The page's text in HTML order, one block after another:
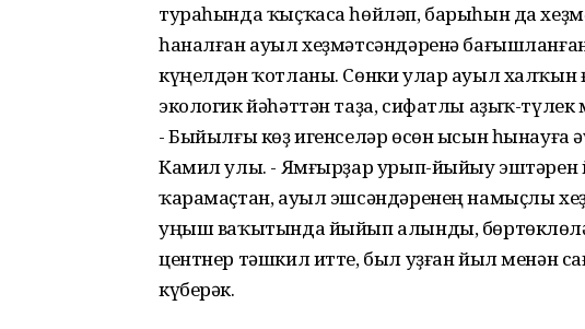
тураһында ҡыҫҡаса һөйләп, барыһын да
һаналған ауыл хеҙмәтсәндәренә
күңелдән ҡотланы. Сөнки улар ауыл халҡын
экологик йәһәттән таҙа, сифатлы аҙыҡ-түлек
- Быйылғы көҙ игенселәр өсөн ысын һынауға
Камил улы. - Ямғырҙар урып-йыйыу
ҡарамаҫтан, ауыл эшсәндәренең намыҫлы
уңыш ваҡытында йыйып алынды,
центнер тәшкил итте, был уҙған йыл менән
күберәк.